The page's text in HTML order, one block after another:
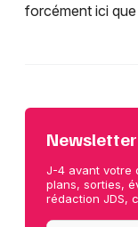
forcément ici
Newsletter
J-4 avant votre
plans, sorties,
rédaction JDS,